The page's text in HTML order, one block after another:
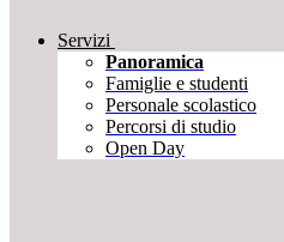
Servizi
Panoramica
Famiglie e studenti
Personale scolastico
Percorsi di studio
Open Day